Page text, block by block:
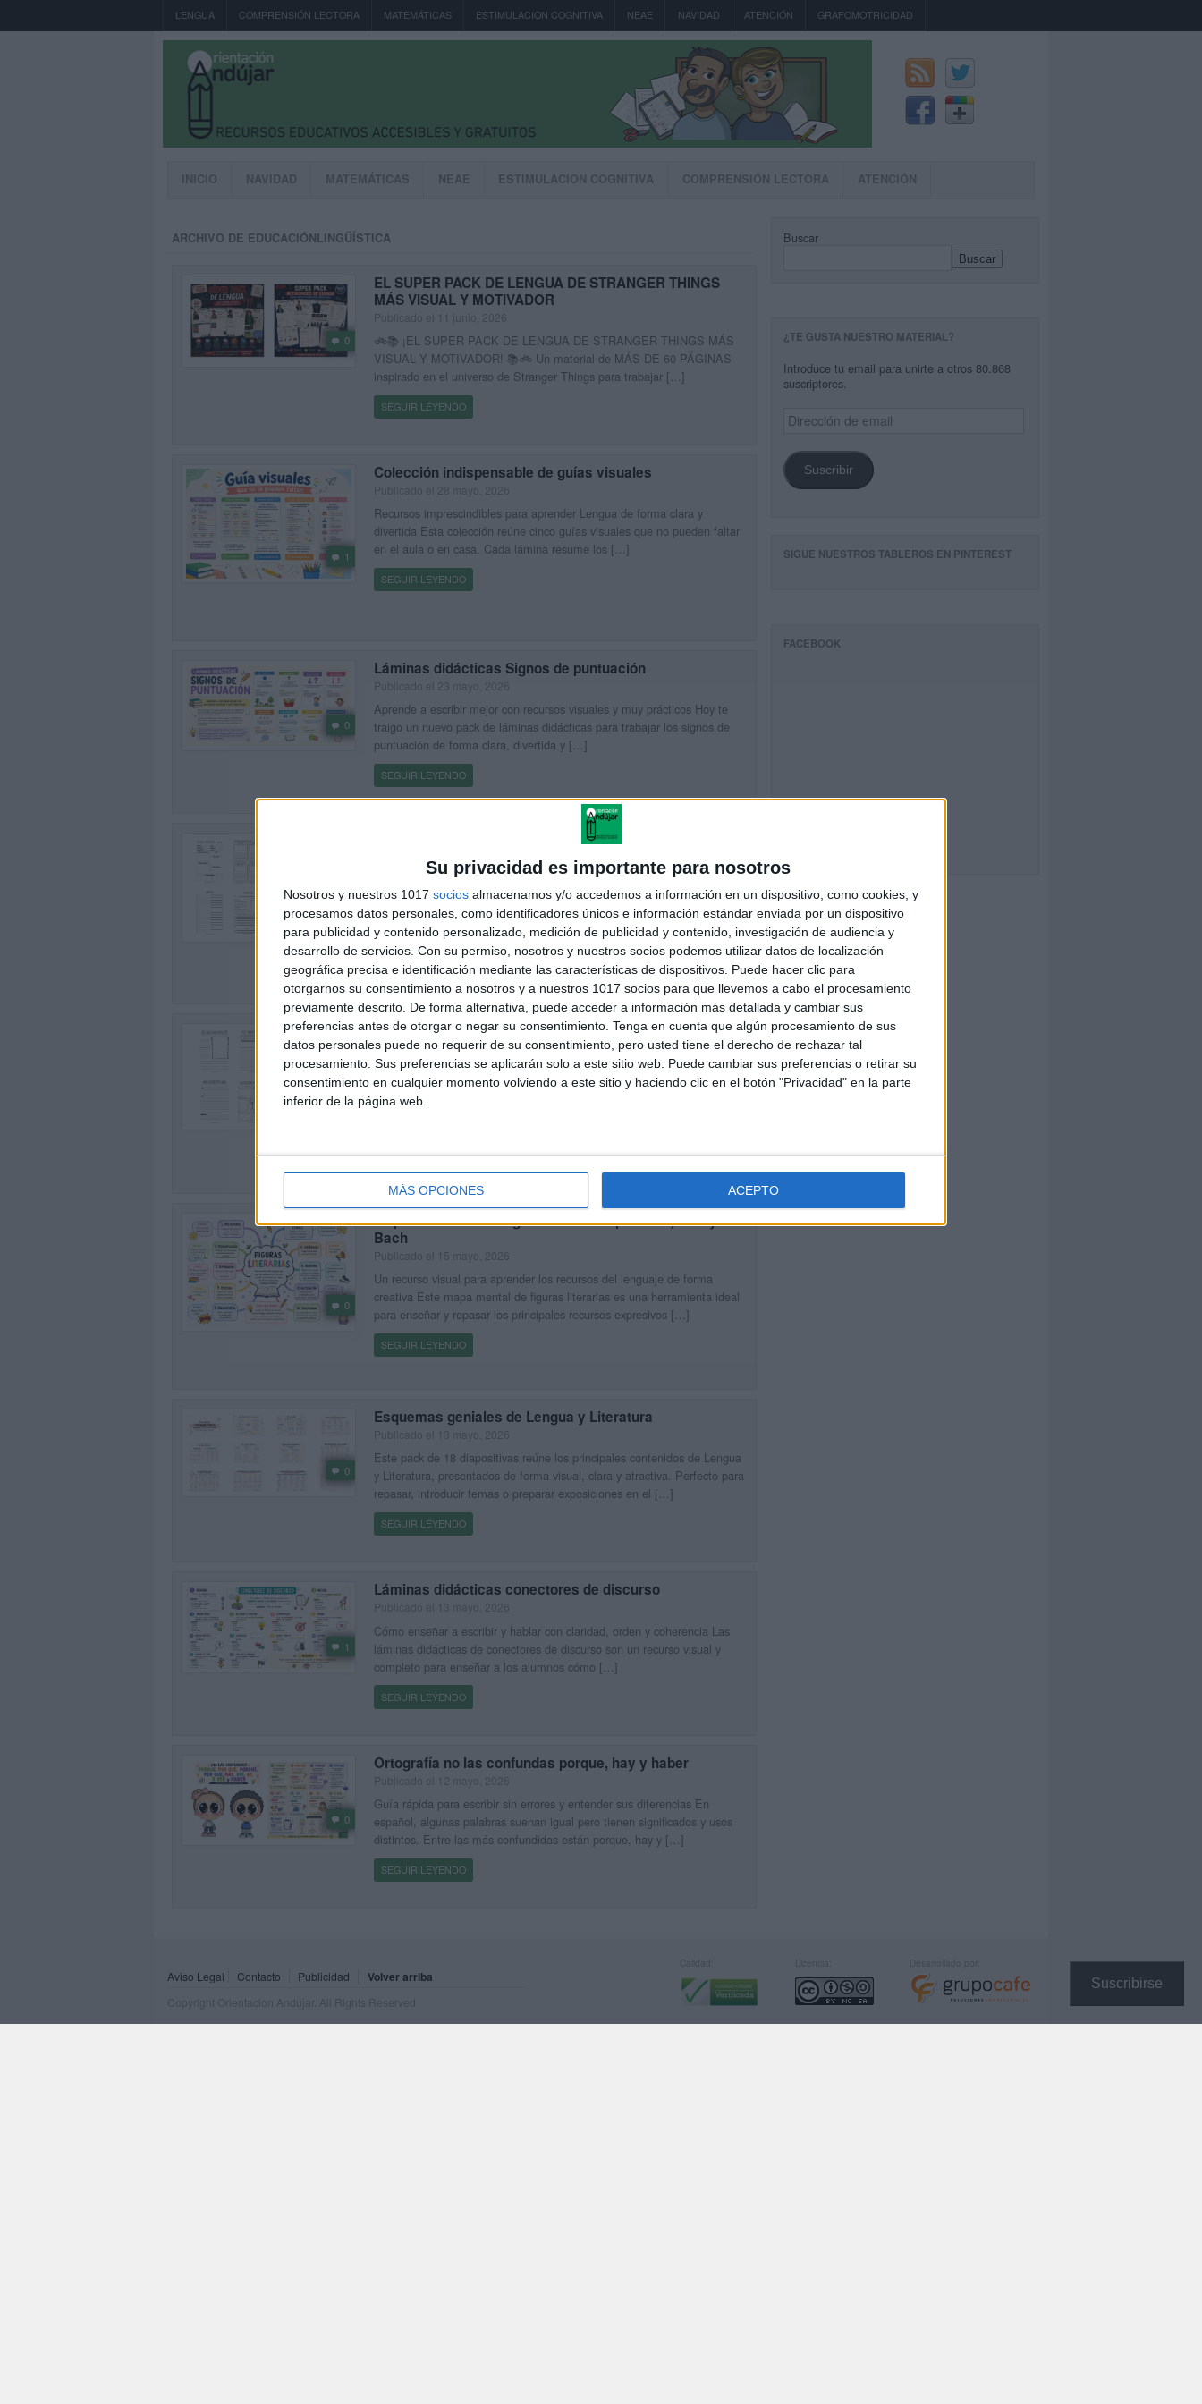
Su privacidad es importante para nosotros
Nosotros y nuestros 1017 socios almacenamos y/o accedemos a información en un dispositivo, como cookies, y
procesamos datos personales, como identificadores únicos e información estándar enviada por un dispositivo
para publicidad y contenido personalizado, medición de publicidad y contenido, investigación de audiencia y
desarrollo de servicios. Con su permiso, nosotros y nuestros socios podemos utilizar datos de localización
geográfica precisa e identificación mediante las características de dispositivos. Puede hacer clic para
otorgarnos su consentimiento a nosotros y a nuestros 1017 socios para que llevemos a cabo el procesamiento
previamente descrito. De forma alternativa, puede acceder a información más detallada y cambiar sus
preferencias antes de otorgar o negar su consentimiento. Tenga en cuenta que algún procesamiento de sus
datos personales puede no requerir de su consentimiento, pero usted tiene el derecho de rechazar tal
procesamiento. Sus preferencias se aplicarán solo a este sitio web. Puede cambiar sus preferencias o retirar su
consentimiento en cualquier momento volviendo a este sitio y haciendo clic en el botón "Privacidad" en la parte
inferior de la página web.
MÁS OPCIONES ACEPTO
Suscribirse
LENGUA COMPRENSIÓN LECTORA MATEMÁTICAS ESTIMULACION COGNITIVA NEAE NAVIDAD ATENCIÓN GRAFOMOTRICIDAD
INICIO NAVIDAD MATEMÁTICAS NEAE ESTIMULACION COGNITIVA COMPRENSIÓN LECTORA ATENCIÓN
ARCHIVO DE EDUCACIÓNLINGÜÍSTICA
0
EL SUPER PACK DE LENGUA DE STRANGER THINGS
MÁS VISUAL Y MOTIVADOR
🚲📚 ¡EL SUPER PACK DE LENGUA DE STRANGER THINGS MÁS
VISUAL Y MOTIVADOR! 📚🚲 Un material de MÁS DE 60 PÁGINAS
inspirado en el universo de Stranger Things para trabajar […]
SEGUIR LEYENDO
1
Colección indispensable de guías visuales
Recursos imprescindibles para aprender Lengua de forma clara y
divertida Esta colección reúne cinco guías visuales que no pueden faltar
en el aula o en casa. Cada lámina resume los […]
SEGUIR LEYENDO
0
Láminas didácticas Signos de puntuación
Publicado el 23 mayo, 2026
Aprende a escribir mejor con recursos visuales y muy prácticos Hoy te
traigo un nuevo pack de láminas didácticas para trabajar los signos de
puntuación de forma clara, divertida y […]
SEGUIR LEYENDO
0
PARTE 2 20 NUEVAS PLANTILLAS DE TIPOLOGIAS
TEXTUALES PARA CLASE
Publicado el 21 mayo, 2026
Más modelos visuales, claros y listos para imprimir Llega la segunda
parte del pack de tipologías textuales: 20 nuevas plantillas para trabajar
escritura, comprensión y producción de textos en el […]
SEGUIR LEYENDO
0
20 PLANTILLAS DE TIPOLOGIAS TEXTUALES PARA
CLASE
Publicado el 20 mayo, 2026
Un recurso visual y estructurado para trabajar todos los tipos de textos en
el aula Este material reúne plantillas listas para imprimir de las
SEGUIR LEYENDO
0
Mapa mental de las figuras literarias primaria, ESO y
Bach
Publicado el 15 mayo, 2026
Un recurso visual para aprender los recursos del lenguaje de forma
creativa Este mapa mental de figuras literarias es una herramienta ideal
para enseñar y repasar los principales recursos expresivos […]
SEGUIR LEYENDO
0
Esquemas geniales de Lengua y Literatura
Este pack de 18 diapositivas reúne los principales contenidos de Lengua
y Literatura, presentados de forma visual, clara y atractiva. Perfecto para
repasar, introducir temas o preparar exposiciones en el […]
SEGUIR LEYENDO
1
Láminas didácticas conectores de discurso
Cómo enseñar a escribir y hablar con claridad, orden y coherencia Las
láminas didácticas de conectores de discurso son un recurso visual y
completo para enseñar a los alumnos cómo […]
SEGUIR LEYENDO
0
Ortografía no las confundas porque, hay y haber
Guía rápida para escribir sin errores y entender sus diferencias En
español, algunas palabras suenan igual pero tienen significados y usos
distintos. Entre las más confundidas están porque, hay y […]
SEGUIR LEYENDO
Buscar
Buscar
¿TE GUSTA NUESTRO MATERIAL?
Introduce tu email para unirte a otros 80.868
suscriptores.
Dirección
de
Suscribir
SIGUE NUESTROS TABLEROS EN PINTEREST
FACEBOOK
Aviso Legal Contacto Publicidad Volver arriba